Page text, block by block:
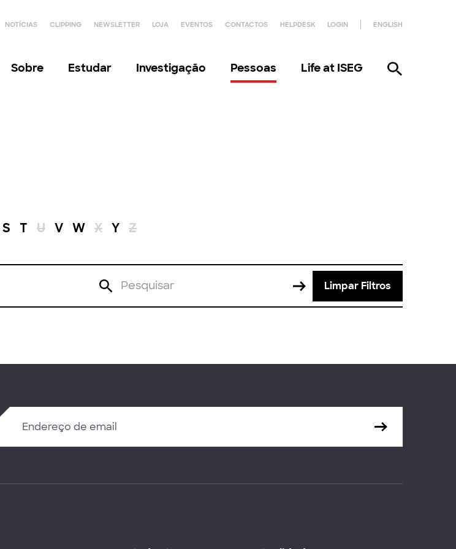
NOTÍCIAS CLIPPING NEWSLETTER LOJA EVENTOS CONTACTOS HELPDESK LOGIN ENGLISH
Sobre Estudar Investigação Pessoas Life at ISEG
S T U V W X Y Z
Limpar Filtros